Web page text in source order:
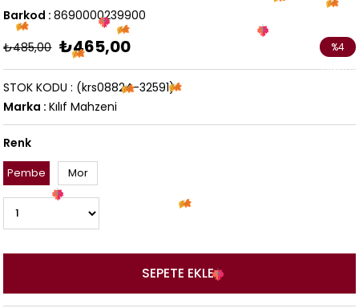
Barkod : 8690000239900
₺485,00 ₺465,00 %4
İndirim
(krs08824-32591)
STOK KODU
Marka : Kılıf Mahzeni
Renk
Pembe Mor